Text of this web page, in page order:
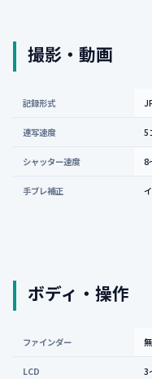
撮影・動画
記録形式
連写速度 5
シャッター速度 8
手ブレ補正
ボディ・操作
ファインダー
LCD 3